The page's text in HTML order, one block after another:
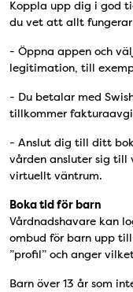
Koppla upp dig i god
du vet att allt fungerar
- Öppna appen och
legitimation, till
- Du betalar med
tillkommer
- Anslut dig till ditt
vården ansluter sig
virtuellt väntrum.
Boka tid för barn
Vårdnadshavare kan
ombud för barn upp
”profil” och anger
Barn över 13 år som